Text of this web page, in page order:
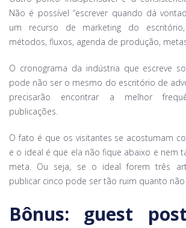
Não é possível “escrever quando dá
um recurso de marketing do
métodos, fluxos, agenda de produção,
O cronograma da indústria que escreve
pode não ser o mesmo do escritório de
precisarão encontrar a melhor
publicações.
O fato é que os visitantes se acostumam
e o ideal é que ela não fique abaixo e nem
meta. Ou seja, se o ideal forem três
publicar cinco pode ser tão ruim quanto não
Bônus: guest